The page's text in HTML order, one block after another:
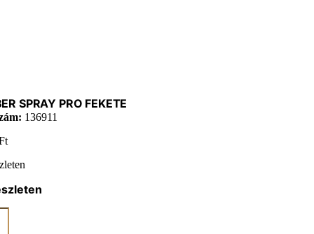
SPRAY PRO FEKETE
136911